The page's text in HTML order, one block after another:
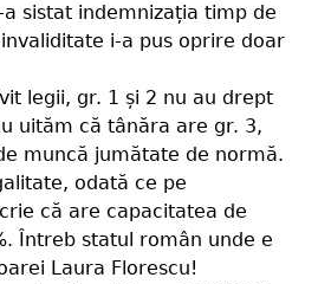
sistat indemnizația timp de
i-a pus oprire doar
legii, gr. 1 și 2 nu au drept
uităm că tânăra are gr. 3,
muncă jumătate de normă.
odată ce pe
că are capacitatea de
Întreb statul român unde e
Laura Florescu!